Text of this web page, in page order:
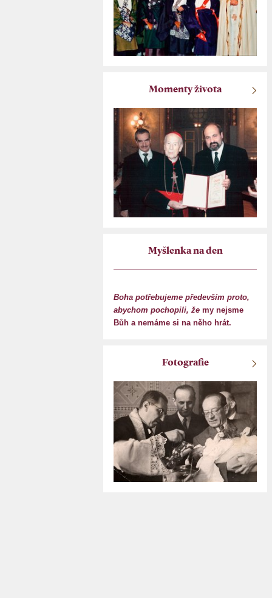
Momenty života
Myšlenka na den
Boha potřebujeme především proto,
abychom pochopili, že my nejsme
Bůh a nemáme si na něho hrát.
Fotografie